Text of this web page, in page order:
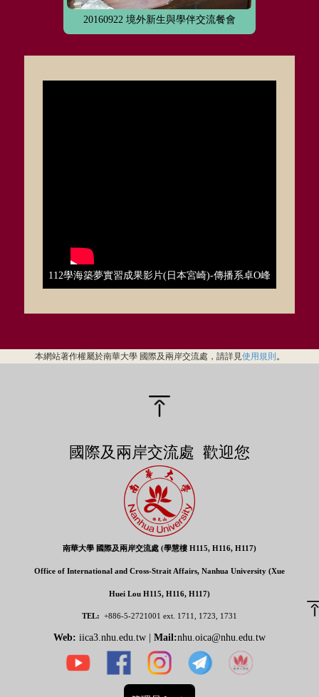
20160922 境外新生與學伴交流餐會
112學海築夢實習成果影片(日本宮崎)-傳播系卓O峰
本網站著作權屬於南華大學 國際及兩岸交流處，請詳見 使用規則 。
國際及兩岸交流處 歡迎您
南華大學 國際及兩岸交流處 (學慧樓 H115, H116, H117)
Office of International and Cross-Strait Affairs, Nanhua University (Xue
Huei Lou H115, H116, H117)
TEL: +886-5-2721001 ext. 1711, 1723, 1731
Web: iica3.nhu.edu.tw | Mail:nhu.oica@nhu.edu.tw